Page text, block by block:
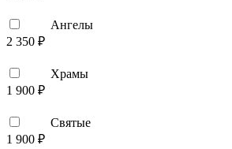
Ангелы
2 350 ₽
Храмы
1 900 ₽
Святые
1 900 ₽